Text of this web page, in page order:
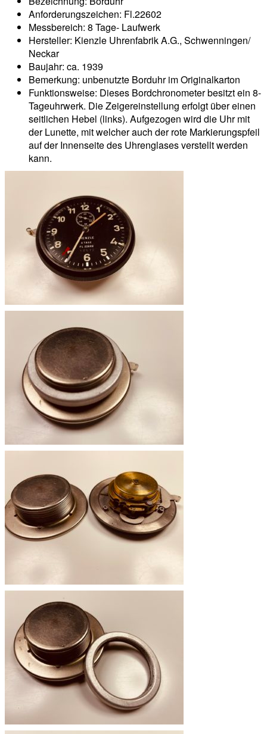
Anforderungszeichen: Fl.22602
Messbereich: 8 Tage- Laufwerk
Hersteller: Kienzle Uhrenfabrik A.G., Schwenningen/
Neckar
Baujahr: ca. 1939
Bemerkung: unbenutzte Borduhr im Originalkarton
Funktionsweise: Dieses Bordchronometer besitzt ein 8-
Tageuhrwerk. Die Zeigereinstellung erfolgt über einen
seitlichen Hebel (links). Aufgezogen wird die Uhr mit
der Lunette, mit welcher auch der rote Markierungspfeil
auf der Innenseite des Uhrenglases verstellt werden
kann.